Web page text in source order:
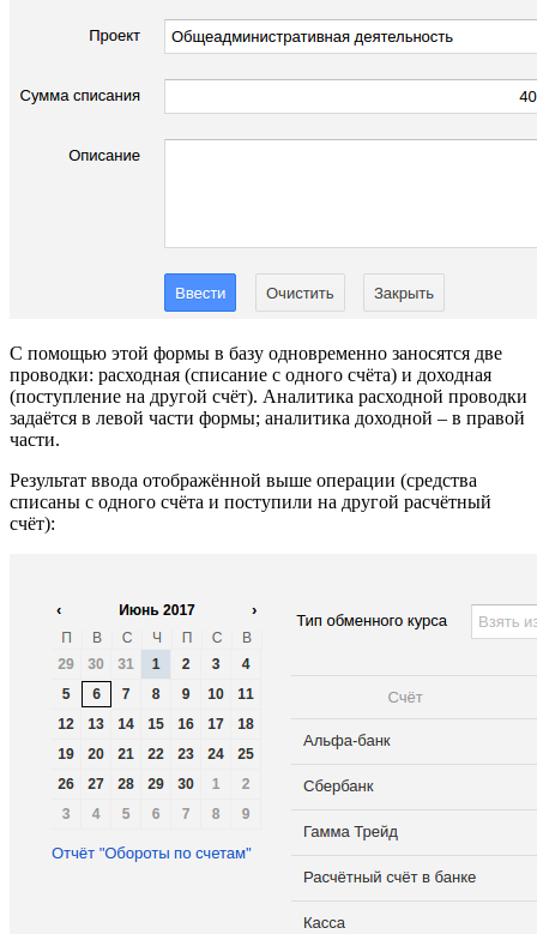
С помощью этой формы в базу одновременно заносятся две
проводки: расходная (списание с одного счёта) и доходная
(поступление на другой счёт). Аналитика расходной проводки
задаётся в левой части формы; аналитика доходной – в правой
части.
Результат ввода отображённой выше операции (средства
списаны с одного счёта и поступили на другой расчётный
счёт):